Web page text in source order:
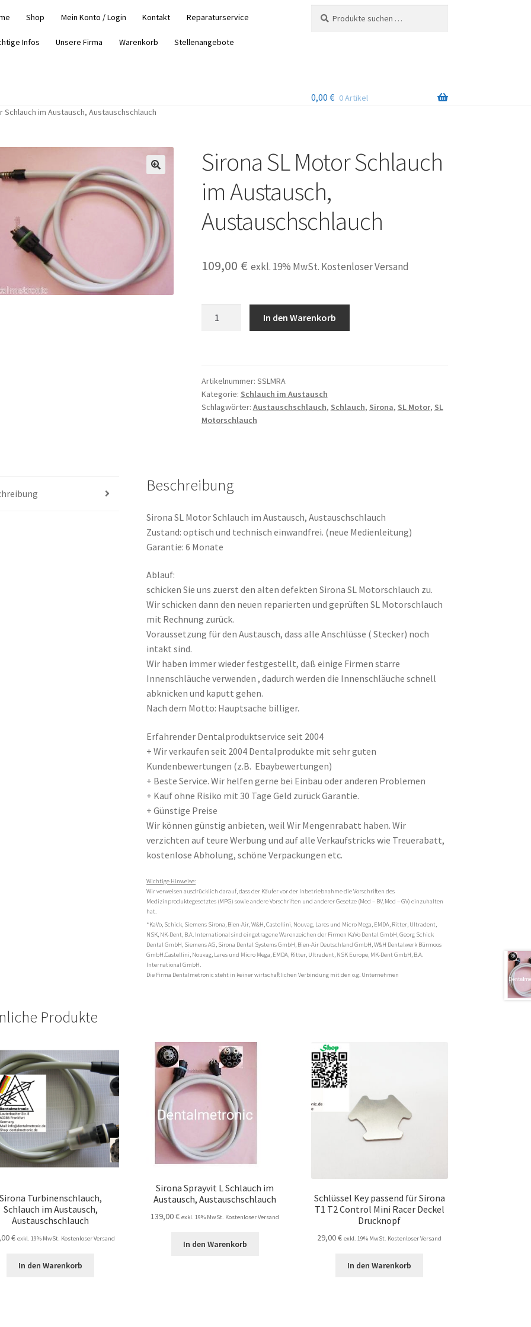
Shop Mein Konto / Login Kontakt Reparaturservice
Infos Unsere Firma Warenkorb Stellenangebote
nach:
0,00 € 0 Artikel
Schlauch im Austausch, Austauschschlauch
Sirona SL Motor Schlauch
im Austausch,
Austauschschlauch
109,00 € exkl. 19% MwSt. Kostenloser Versand
Austausch,
Austauschschlauch
Menge
In den Warenkorb
Artikelnummer: SSLMRA
Kategorie: Schlauch im Austausch
Schlagwörter: Austauschschlauch, Schlauch, Sirona, SL Motor, SL
Motorschlauch
Beschreibung
Sirona SL Motor Schlauch im Austausch, Austauschschlauch
Zustand: optisch und technisch einwandfrei. (neue Medienleitung)
Garantie: 6 Monate
Ablauf:
schicken Sie uns zuerst den alten defekten Sirona SL Motorschlauch zu.
Wir schicken dann den neuen reparierten und geprüften SL Motorschlauch
mit Rechnung zurück.
Voraussetzung für den Austausch, dass alle Anschlüsse ( Stecker) noch
intakt sind.
Wir haben immer wieder festgestellt, daß einige Firmen starre
Innenschläuche verwenden , dadurch werden die Innenschläuche schnell
abknicken und kaputt gehen.
Nach dem Motto: Hauptsache billiger.
Erfahrender Dentalproduktservice seit 2004
+ Wir verkaufen seit 2004 Dentalprodukte mit sehr guten
Kundenbewertungen (z.B. Ebaybewertungen)
+ Beste Service. Wir helfen gerne bei Einbau oder anderen Problemen
+ Kauf ohne Risiko mit 30 Tage Geld zurück Garantie.
+ Günstige Preise
Wir können günstig anbieten, weil Wir Mengenrabatt haben. Wir
verzichten auf teure Werbung und auf alle Verkaufstricks wie Treuerabatt,
kostenlose Abholung, schöne Verpackungen etc.
Wichtige Hinweise:
Wir verweisen ausdrücklich darauf, dass der Käufer vor der Inbetriebnahme die Vorschriften des
Medizinproduktegesetztes (MPG) sowie andere Vorschriften und anderer Gesetze (Med – BV, Med – GV) einzuhalten
hat.
*KaVo, Schick, Siemens Sirona, Bien-Air, W&H, Castellini, Nouvag, Lares und Micro Mega, EMDA, Ritter, Ultradent,
NSK, NK-Dent, B.A. International sind eingetragene Warenzeichen der Firmen KaVo Dental GmbH, Georg Schick
Dental GmbH, Siemens AG, Sirona Dental Systems GmbH, Bien-Air Deutschland GmbH, W&H Dentalwerk Bürmoos
GmbH.Castellini, Nouvag, Lares und Micro Mega, EMDA, Ritter, Ultradent, NSK Europe, MK-Dent GmbH, B.A.
International GmbH.
Die Firma Dentalmetronic steht in keiner wirtschaftlichen Verbindung mit den o.g. Unternehmen
Produkte
Turbinenschlauch,
Schlauch im Austausch,
Austauschschlauch
€ exkl. 19% MwSt. Kostenloser Versand
In den Warenkorb
Sirona Sprayvit L Schlauch im
Austausch, Austauschschlauch
139,00€ exkl. 19% MwSt. Kostenloser Versand
In den Warenkorb
Schlüssel Key passend für Sirona
T1 T2 Control Mini Racer Deckel
Drucknopf
29,00€ exkl. 19% MwSt. Kostenloser Versand
In den Warenkorb